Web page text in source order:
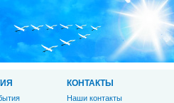
КОНТАКТЫ
Наши контакты